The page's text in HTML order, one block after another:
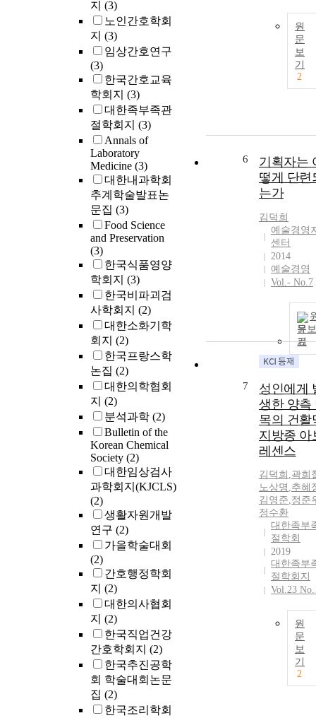
지 (3)
노인간호학회
지 (3)
임상간호연구
(3)
한국간호교육
학회지 (3)
대한족부족관
절학회지 (3)
Annals of
Laboratory
Medicine (3)
대한내과학회
추계학술발표논
문집 (3)
Food Science
and Preservation
(3)
한국식품영양
학회지 (3)
한국비파괴검
사학회지 (2)
대한소화기학
회지 (2)
한국프랑스학
논집 (2)
대한의학협회
지 (2)
분석과학 (2)
Bulletin of the
Korean Chemical
Society (2)
대한임상검사
과학회지(KJCLS)
(2)
생활자원개발
연구 (2)
가을학술대회
(2)
간호행정학회
지 (2)
대한의사협회
지 (2)
한국직업건강
간호학회지 (2)
한국추진공학
회 학술대회논문
집 (2)
한국조리학회
원
문
보
기
2
6
기획자는
떻게 단련
는가
김덕희
예술경영
센터
2014
예술경영
Vol.- No.7
문보
기
7
성인에게
생한 양측
목의 건활
지방종 아
레센스
김덕희 ,곽희
노상명 ,추혜
김영준,정준
정수환
대한족부
절학회
2019
대한족부
절학회지
Vol.23
원
문
보
기
2